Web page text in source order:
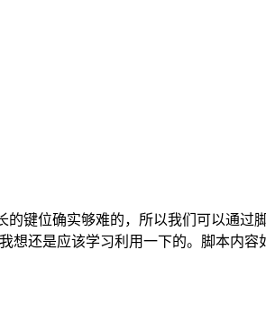
键位确实够难的，所以我们可以通过
还是应该学习利用一下的。脚本内容